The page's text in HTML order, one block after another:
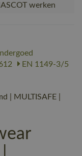
werken
EN 1149-3/5
| MULTISAFE |